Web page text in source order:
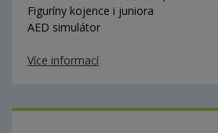
Figuríny kojence i juniora
AED simulátor
Více informací